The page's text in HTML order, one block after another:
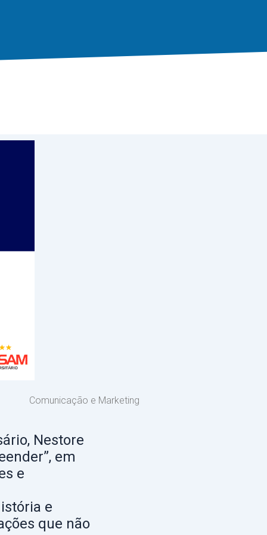
Comunicação e Marketing
Nestore
em
e
e
que não